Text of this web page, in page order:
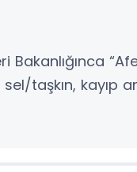
Bakanlığınca
taşkın, kayıp